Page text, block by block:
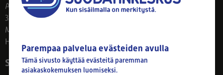
Ahlmanintie 61
33800 Tampere
Ma–Pe 8–17
Huom! Myymälän poikkeusaukiolot: 27.7.-21.8. klo 8-16
Seuraa meitä
Parempaa palvelua evästeiden avulla
Tämä sivusto käyttää evästeitä paremman
asiakaskokemuksen luomiseksi.